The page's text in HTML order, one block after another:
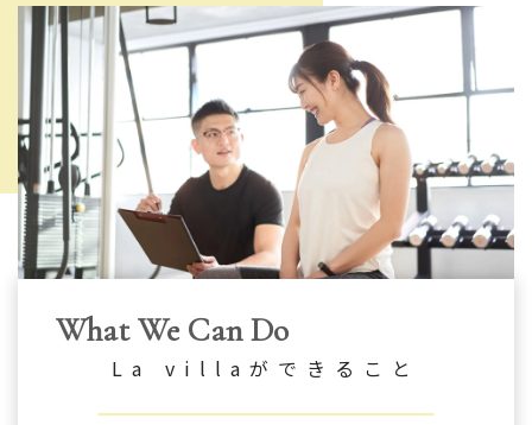
What We Can Do
La villaができること